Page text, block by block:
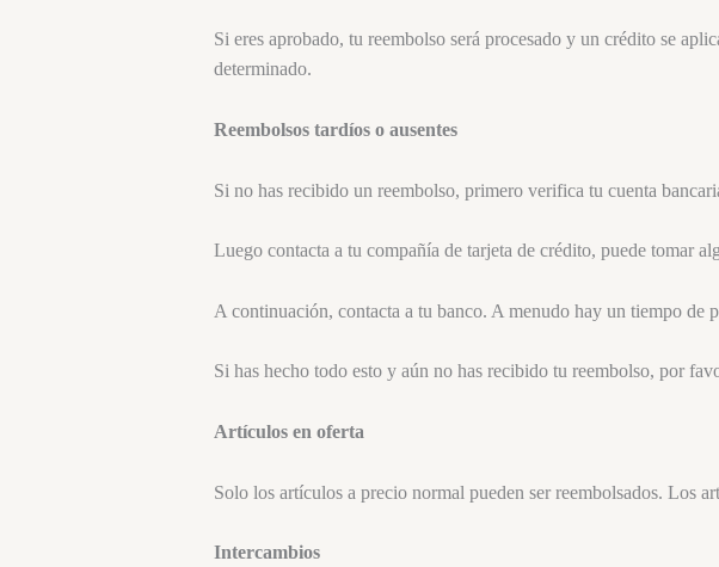
Si eres aprobado, tu reembolso será procesado y un crédito se
determinado.
Reembolsos tardíos o ausentes
Si no has recibido un reembolso, primero verifica tu cuenta
Luego contacta a tu compañía de tarjeta de crédito, puede tomar
A continuación, contacta a tu banco. A menudo hay un tiempo de
Si has hecho todo esto y aún no has recibido tu reembolso, por
Artículos en oferta
Solo los artículos a precio normal pueden ser reembolsados. Los
Intercambios